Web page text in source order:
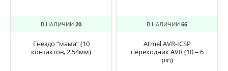
В НАЛИЧИИ 20
Гнездо “мама” (10
контактов, 2.54мм)
В НАЛИЧИИ 66
Atmel AVR-ICSP
переходник AVR (10 – 6
pin)